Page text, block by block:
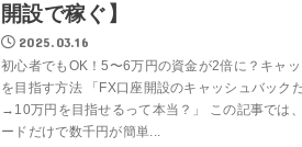
開設で稼ぐ】
2025.03.16
初心者でもOK！5〜6万円の資金が2倍に？キャ
を目指す方法 「FX口座開設のキャッシュバック
→10万円を目指せるって本当？」 この記事では
ードだけで数千円が簡単...